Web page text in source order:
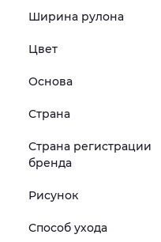
Ширина рулона
Цвет
Основа
Страна
Страна регистрации
бренда
Рисунок
Способ ухода